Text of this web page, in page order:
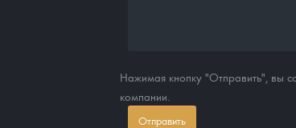
Нажимая кнопку "Отправить", вы
компании.
Отправить